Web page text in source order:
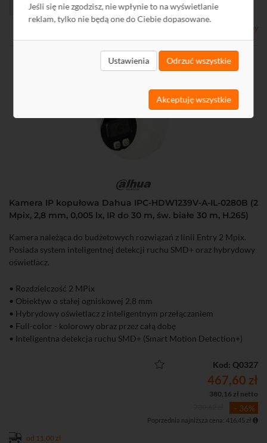
Jeśli się nie zgodzisz, nie wpłynie to na wyświetlanie
reklam, tylko nie będą one do Ciebie dopasowane.
Ustawienia Odrzuć wszystkie
Akceptuję wszystkie
Dostępny
Kamera IP kopułowa Dahua IPC-HDW1239V-A-IL-0280B (2
Mpix, 2,8 mm, 0,005 lx, IR do 30 m, św. białe 30 m, H.265)
Kamera należąca do budżetowych rozwiązań z linii Entry 2 Mpix.
Posiada system inteligentnej detekcji ruchu SMD+ oraz hybrydowy
oświetlacz.
• Rozdzielczość 2 MPix
• Obiektyw o stałej ogniskowej 2,8 mm
• Hybrydowy oświetlacz z inteligentnym przełączaniem
• Full-color - kolorowy obraz przez całą dobę
• Inteligentna detekcja ruchu SMD+ (Smart Motion Detection+)
• Funkcje obrazu: WDR 120 dB, 3D-DNR, ROI, BLC, HLC, trybKod: Q0327
467,60 zł
380,16 zł netto
- 36%
Poprzednia najniższa cena: 416,45 zł
od 11,00 zł